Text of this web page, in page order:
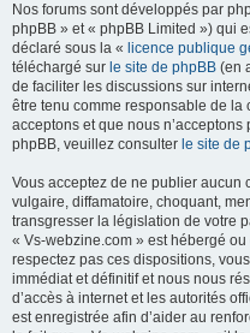
Nos forums sont développés par
phpBB » et « phpBB Limited ») qui
déclaré sous la « licence publique
téléchargé sur le site de phpBB (en
de faciliter les discussions sur
être tenu comme responsable de
acceptons et que nous
phpBB, veuillez consulter le site de
Vous acceptez de ne publier aucun
vulgaire, diffamatoire, choquant,
transgresser la législation de votre
« Vs-webzine.com » est hébergé
respectez pas ces dispositions,
immédiat et définitif et nous nous
d’accès à internet et les autorités
est enregistrée afin d’aider au